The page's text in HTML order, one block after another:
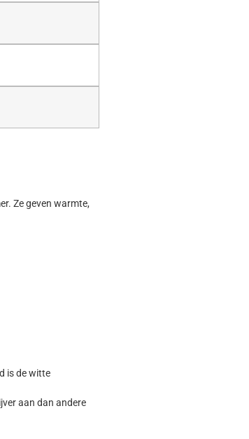
Ze geven warmte,
is de witte
aan dan andere